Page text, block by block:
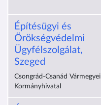
Építésügyi és
Örökségvédelmi
Ügyfélszolgálat,
Szeged
Csongrád-Csanád Vármegyei
Kormányhivatal